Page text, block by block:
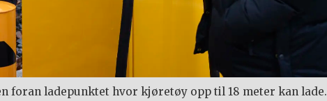
foran ladepunktet hvor kjøretøy opp til 18 meter kan lade.